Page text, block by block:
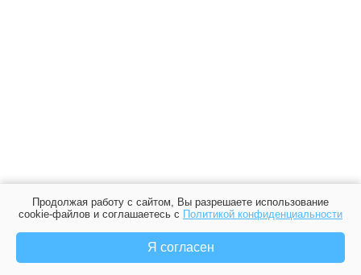
Продолжая работу с сайтом, Вы разрешаете использование
cookie-файлов и соглашаетесь с Политикой конфиденциальности
Я согласен